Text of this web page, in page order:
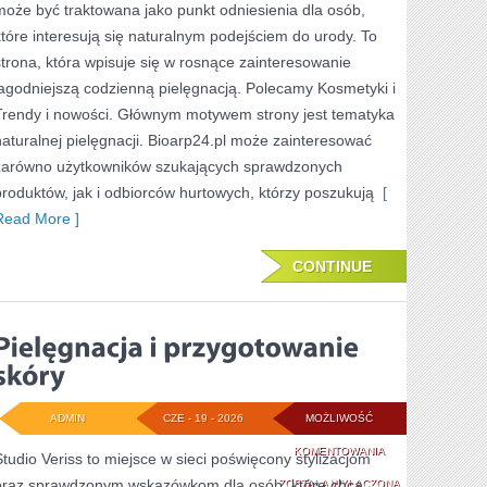
SKÓRA
PROBLEMATYCZNA
być traktowana jako punkt odniesienia dla osób,
interesują się naturalnym podejściem do urody. To
która wpisuje się w rosnące zainteresowanie
codzienną pielęgnacją. Polecamy Kosmetyki i
i nowości. Głównym motywem strony jest tematyka
pielęgnacji. Bioarp24.pl może zainteresować
użytkowników szukających sprawdzonych
jak i odbiorców hurtowych, którzy poszukują [
More ]
CONTINUE
MOŻLIWOŚĆ
KOMENTOWANIAPIELĘGNACJA
I
ZOSTAŁA WYŁĄCZONA
CZE - 19 - 2026
ADMIN
Veriss to miejsce w sieci poświęcony stylizacjom